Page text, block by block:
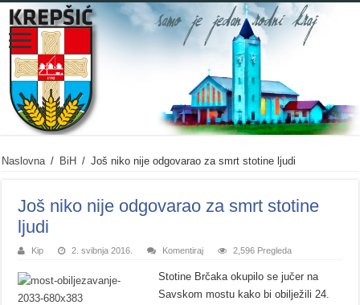
Naslovna / BiH / Još niko nije odgovarao za smrt stotine ljudi
Još niko nije odgovarao za smrt stotine
ljudi
Kip 2. svibnja 2016. Komentiraj 2,596 Pregleda
Stotine Brčaka okupilo se jučer na
Savskom mostu kako bi obilježili 24.